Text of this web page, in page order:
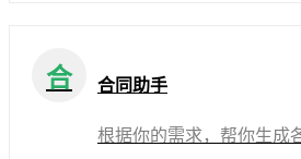
合 合同助手
根据你的需求，帮你生成